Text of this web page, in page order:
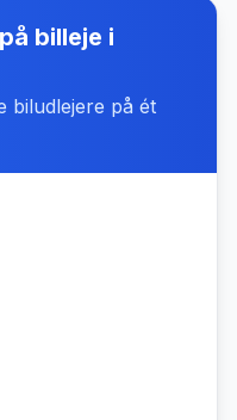
billeje i
biludlejere på ét